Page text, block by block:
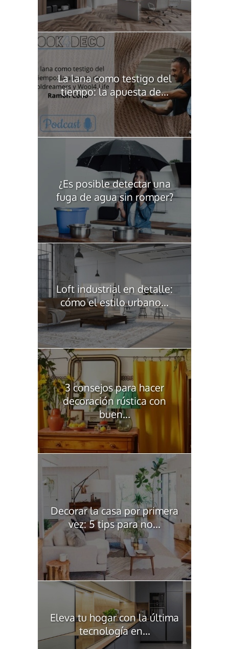
La lana como testigo del
tiempo: la apuesta de...
¿Es posible detectar una
fuga de agua sin romper?
Loft industrial en detalle:
cómo el estilo urbano...
3 consejos para hacer
decoración rústica con
buen...
Decorar la casa por primera
vez: 5 tips para no...
Eleva tu hogar con la última
tecnología en...